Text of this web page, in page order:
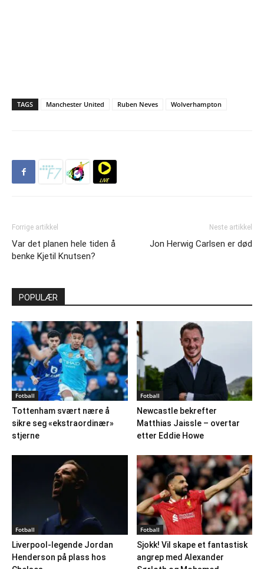
TAGS Manchester United Ruben Neves Wolverhampton
Forrige artikkel
Var det planen hele tiden å
benke Kjetil Knutsen?
Neste artikkel
Jon Herwig Carlsen er død
POPULÆR
Fotball
Tottenham svært nære å
sikre seg «ekstraordinær»
stjerne
Fotball
Newcastle bekrefter
Matthias Jaissle – overtar
etter Eddie Howe
Fotball
Liverpool-legende Jordan
Henderson på plass hos
Fotball
Sjokk! Vil skape et fantastisk
angrep med Alexander